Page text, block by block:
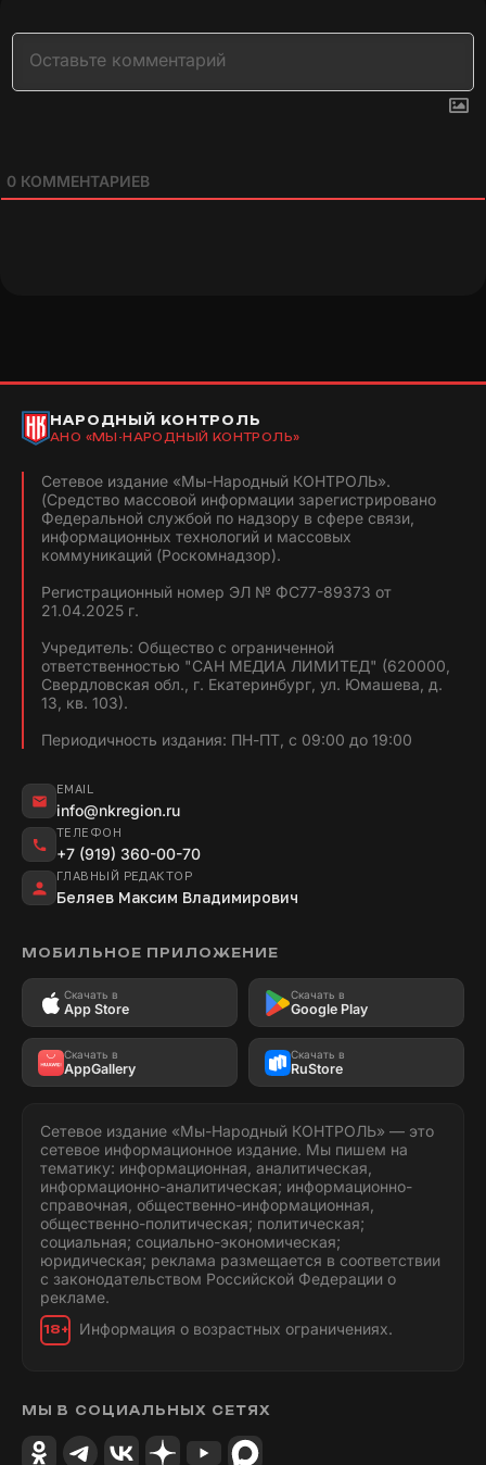
0 КОММЕНТАРИЕВ
НАРОДНЫЙ КОНТРОЛЬ
АНО «МЫ-НАРОДНЫЙ КОНТРОЛЬ»
Сетевое издание «Мы-Народный КОНТРОЛЬ».
(Средство массовой информации зарегистрировано
Федеральной службой по надзору в сфере связи,
информационных технологий и массовых
коммуникаций (Роскомнадзор).
Регистрационный номер ЭЛ № ФС77-89373 от
21.04.2025 г.
Учредитель: Общество с ограниченной
ответственностью "САН МЕДИА ЛИМИТЕД" (620000,
Свердловская обл., г. Екатеринбург, ул. Юмашева, д.
13, кв. 103).
Периодичность издания: ПН-ПТ, с 09:00 до 19:00
EMAIL
info@nkregion.ru
ТЕЛЕФОН
+7 (919) 360-00-70
ГЛАВНЫЙ РЕДАКТОР
Беляев Максим Владимирович
МОБИЛЬНОЕ ПРИЛОЖЕНИЕ
Скачать в
App Store
Скачать в
Google Play
Скачать в
AppGallery
Скачать в
RuStore
Сетевое издание «Мы-Народный КОНТРОЛЬ» — это
сетевое информационное издание. Мы пишем на
тематику: информационная, аналитическая,
информационно-аналитическая; информационно-
справочная, общественно-информационная,
общественно-политическая; политическая;
социальная; социально-экономическая;
юридическая; реклама размещается в соответствии
с законодательством Российской Федерации о
рекламе.
18+ Информация о возрастных ограничениях.
МЫ В СОЦИАЛЬНЫХ СЕТЯХ